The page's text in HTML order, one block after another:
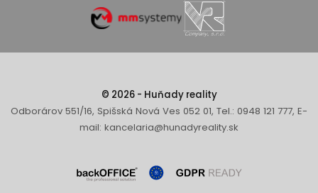
© 2026 - Huňady reality
Odborárov 551/16, Spišská Nová Ves 052 01, Tel.: 0948 121 777, E-
mail: kancelaria@hunadyreality.sk